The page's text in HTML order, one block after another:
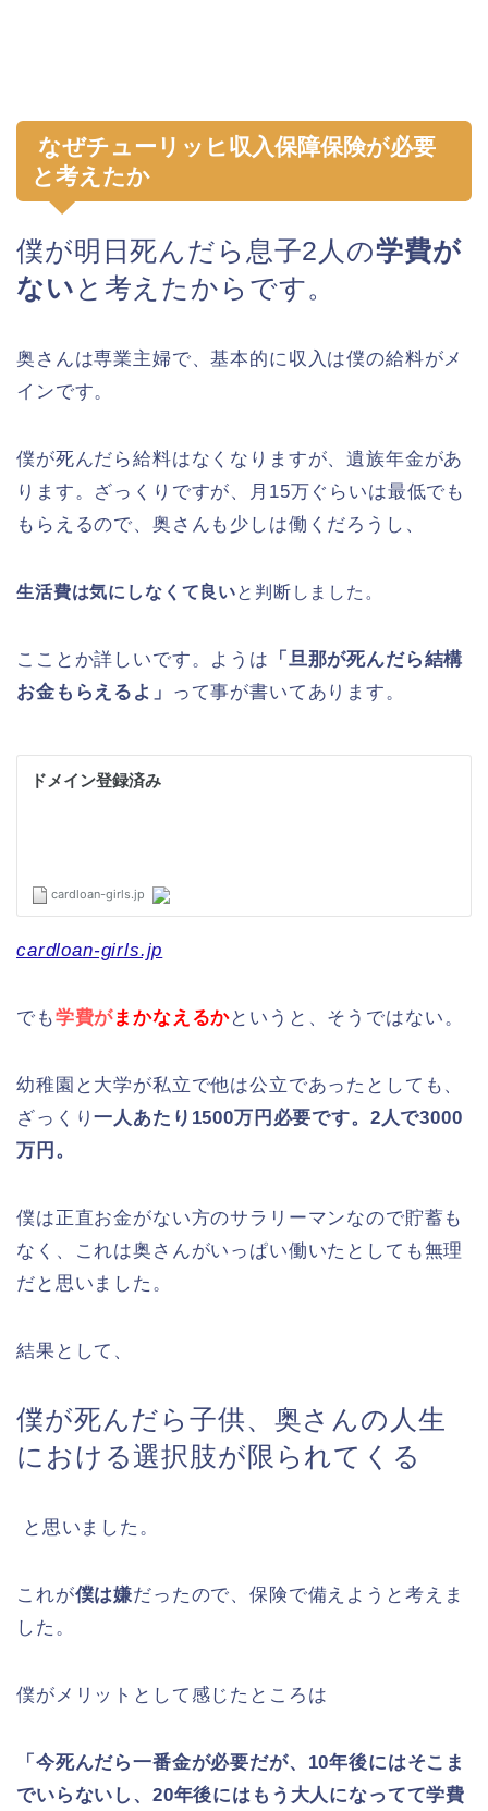
なぜチューリッヒ収入保障保険が必要
と考えたか
僕が明日死んだら息子2人の学費が
ない と考えたからです。
奥さんは専業主婦で、基本的に収入は僕の給料がメ
インです。
僕が死んだら給料はなくなりますが、遺族年金があ
ります。ざっくりですが、月15万ぐらいは最低でも
もらえるので、奥さんも少しは働くだろうし、
生活費は気にしなくて良いと判断しました。
こことか詳しいです。ようは
「旦那が死んだら結構
お金もらえるよ」
って事が書いてあります。
cardloan-girls.jp
でも学費がまかなえるかというと、そうではない。
幼稚園と大学が私立で他は公立であったとしても、
ざっくり一人あたり1500万円必要です。2人で3000
万円。
僕は正直お金がない方のサラリーマンなので貯蓄も
なく、これは奥さんがいっぱい働いたとしても無理
だと思いました。
結果として、
僕が死んだら子供、奥さんの人生
における選択肢が限られてくる
と思いました。
これが僕は嫌だったので、保険で備えようと考えま
した。
僕がメリットとして感じたところは
「今死んだら一番金が必要だが、10年後にはそこま
でいらないし、20年後にはもう大人になってて学費